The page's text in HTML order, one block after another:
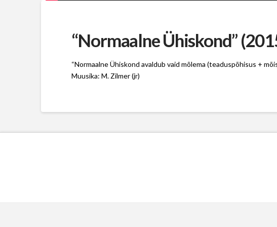
“Normaalne Ühiskond”
“Normaalne Ühiskond avaldub vaid mõlema (teaduspõhisus +
Muusika: M. Zilmer (jr)